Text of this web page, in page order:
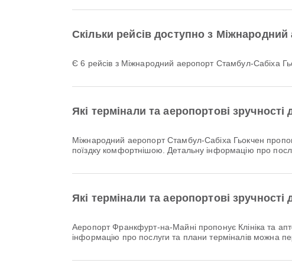
Скільки рейсів доступно з
Є 6 рейсів з Міжнародний аеропорт Стамбул-Сабіха
Які термінали та аеропортові
Міжнародний аеропорт Стамбул-Сабіха Гьокчен пропонує Дитяча кімната, Магазин безмитної торгівлі, Парковки та багато інших зручностей, щоб зробити вашу
поїздку комфортнішою. Детальну інформацію про
Які термінали та аеропортові
аеропорт Франкфурт-на-Майні пропонує Клініка та аптеки, Інвалідний візок, Дитяча кімната та багато інших зручностей, щоб покращити вашу подорож. Детальну
інформацію про послуги та плани терміналів можна